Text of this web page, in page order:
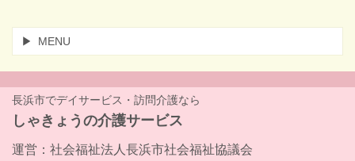
MENU
長浜市でデイサービス・訪問介護なら
しゃきょうの介護サービス
運営：社会福祉法人長浜市社会福祉協議会